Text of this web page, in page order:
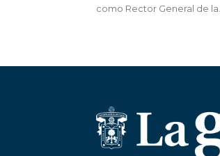
como Rector General de la...